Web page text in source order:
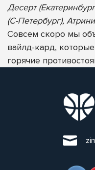
Десерт
(С-Петербург),
Совсем скоро мы
вайлд-кард,
горячие